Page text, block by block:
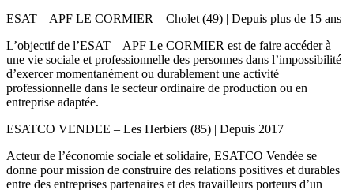
ESAT – APF LE CORMIER – Cholet (49) | Depuis plus de 15 ans
L’objectif de l’ESAT – APF Le CORMIER est de faire accéder à
une vie sociale et professionnelle des personnes dans l’impossibilité
d’exercer momentanément ou durablement une activité
professionnelle dans le secteur ordinaire de production ou en
entreprise adaptée.
ESATCO VENDEE – Les Herbiers (85) | Depuis 2017
Acteur de l’économie sociale et solidaire, ESATCO Vendée se
donne pour mission de construire des relations positives et durables
entre des entreprises partenaires et des travailleurs porteurs d’un